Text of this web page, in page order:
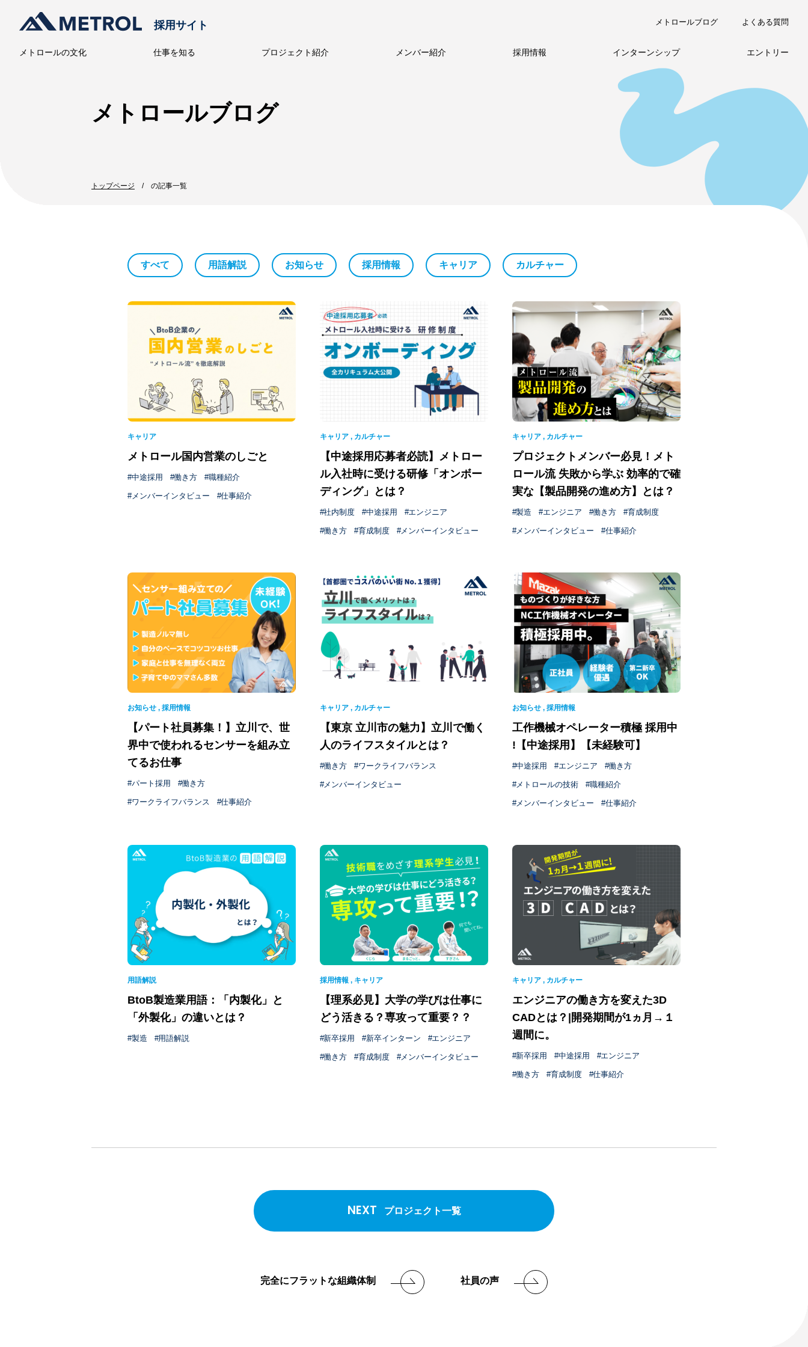
採用サイト メトロールブログ よくある質問
メトロールの文化 仕事を知る プロジェクト紹介 メンバー紹介 採用情報 インターンシップ エントリー
メトロールブログ
トップページ の記事一覧
すべて 用語解説 お知らせ 採用情報 キャリア カルチャー
キャリア
メトロール国内営業のしごと
中途採用 働き方 職種紹介
メンバーインタビュー 仕事紹介
キャリア, カルチャー
【中途採用応募者必読】メトロー
ル入社時に受ける研修「オンボー
ディング」とは？
社内制度 中途採用 エンジニア
働き方 育成制度 メンバーインタビュー
キャリア, カルチャー
プロジェクトメンバー必見！メト
ロール流 失敗から学ぶ 効率的で確
実な【製品開発の進め方】とは？
製造 エンジニア 働き方 育成制度
メンバーインタビュー 仕事紹介
お知らせ , 採用情報
【パート社員募集！】立川で、世
界中で使われるセンサーを組み立
てるお仕事
パート採用 働き方
ワークライフバランス 仕事紹介
キャリア, カルチャー
【東京 立川市の魅力】立川で働く
人のライフスタイルとは？
働き方 ワークライフバランス
メンバーインタビュー
お知らせ, 採用情報
工作機械オペレーター積極 採用中
!【中途採用】【未経験可】
中途採用 エンジニア 働き方
メトロールの技術 職種紹介
メンバーインタビュー 仕事紹介
用語解説
BtoB製造業用語：「内製化」と
「外製化」の違いとは？
製造 用語解説
採用情報 , キャリア
【理系必見】大学の学びは仕事に
どう活きる？専攻って重要？？
新卒採用 新卒インターン エンジニア
働き方 育成制度 メンバーインタビュー
キャリア, カルチャー
エンジニアの働き方を変えた3D
CADとは？|開発期間が1ヵ月→１
週間に。
新卒採用 中途採用 エンジニア
働き方 育成制度 仕事紹介
NEXT プロジェクト一覧
完全にフラットな組織体制 社員の声